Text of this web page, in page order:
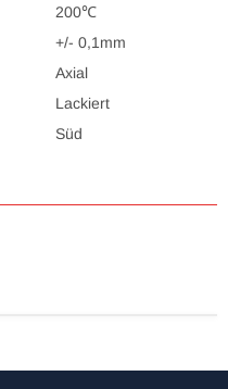
200℃
+/- 0,1mm
Axial
Lackiert
Süd